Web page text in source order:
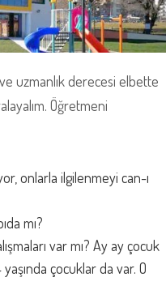
uzmanlık derecesi elbette
Öğretmeni
onlarla ilgilenmeyi can-ı
mı?
var mı? Ay ay çocuk
çocuklar da var. O